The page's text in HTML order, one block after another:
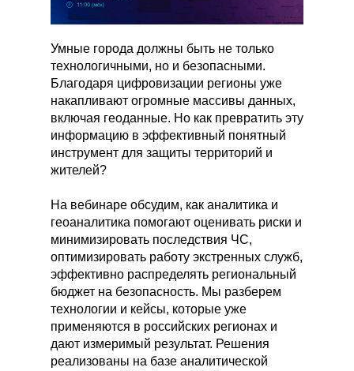
Умные города должны быть не только
технологичными, но и безопасными.
Благодаря цифровизации регионы уже
накапливают огромные массивы данных,
включая геоданные. Но как превратить эту
информацию в эффективный понятный
инструмент для защиты территорий и
жителей?
На вебинаре обсудим, как аналитика и
геоаналитика помогают оценивать риски и
минимизировать последствия ЧС,
оптимизировать работу экстренных служб,
эффективно распределять региональный
бюджет на безопасность. Мы разберем
технологии и кейсы, которые уже
применяются в российских регионах и
дают измеримый результат. Решения
реализованы на базе аналитической